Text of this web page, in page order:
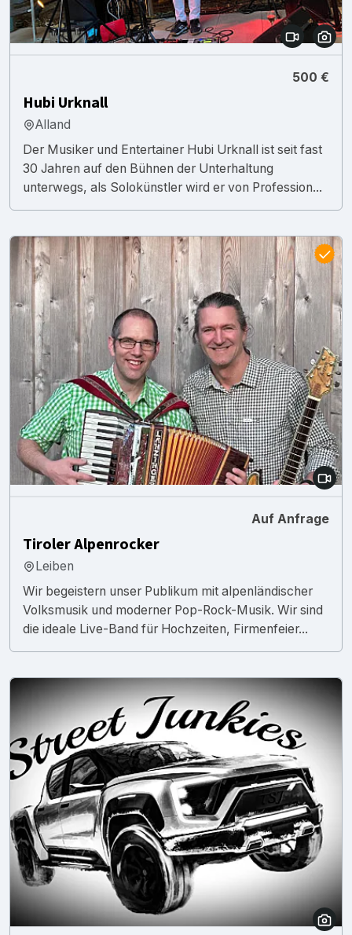
500 €
Hubi Urknall
Alland
Der Musiker und Entertainer Hubi Urknall ist seit fast
30 Jahren auf den Bühnen der Unterhaltung
unterwegs, als Solokünstler wird er von Profession...
Auf Anfrage
Tiroler Alpenrocker
Leiben
Wir begeistern unser Publikum mit alpenländischer
Volksmusik und moderner Pop-Rock-Musik. Wir sind
die ideale Live-Band für Hochzeiten, Firmenfeier...